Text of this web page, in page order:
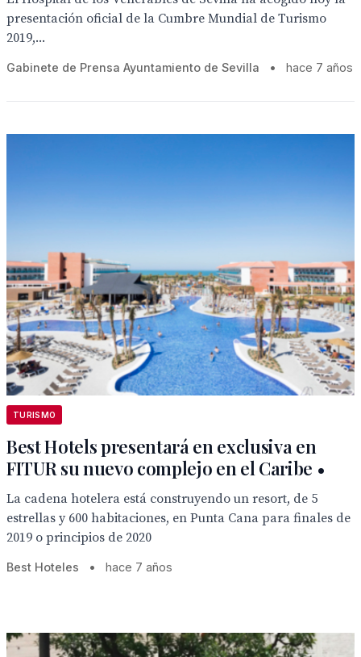
presentación oficial de la Cumbre Mundial de Turismo
2019,...
Gabinete de Prensa Ayuntamiento de Sevilla • hace 7 años
TURISMO
Best Hotels presentará en exclusiva en
FITUR su nuevo complejo en el Caribe •
La cadena hotelera está construyendo un resort, de 5
estrellas y 600 habitaciones, en Punta Cana para finales de
2019 o principios de 2020
Best Hoteles • hace 7 años